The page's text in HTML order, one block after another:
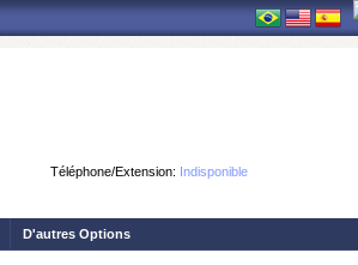
Téléphone/Extension: Indisponible
D'autres Options